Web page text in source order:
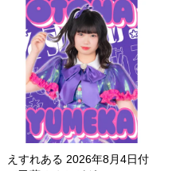
えすれある 2026年8月4日付